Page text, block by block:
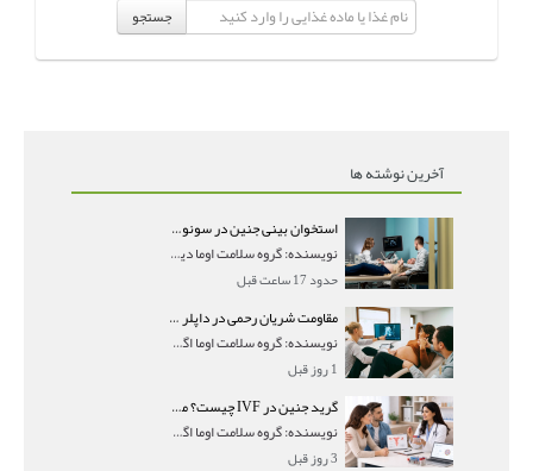
جستجو
آخرین نوشته ها
استخوان بینی جنین در سونوگرافی؛ دیده نشدن یا دیر تشکیل شدن آن چه معنایی دارد؟
نویسنده: گروه سلامت اوما دیده نشدن استخوان بینی جن
حدود 17 ساعت قبل
مقاومت شریان رحمی در داپلر بارداری؛ PI و RI نرمال و تأثیر آن بر جنین
نویسنده: گروه سلامت اوما اگر در جواب سونوگرافی داپ
1 روز قبل
گرید جنین در IVF چیست؟ معنی AA، AB و BB و شانس موفقیت هر گرید
نویسنده: گروه سلامت اوما اگر در گزارش IVF با عباراتی
3 روز قبل